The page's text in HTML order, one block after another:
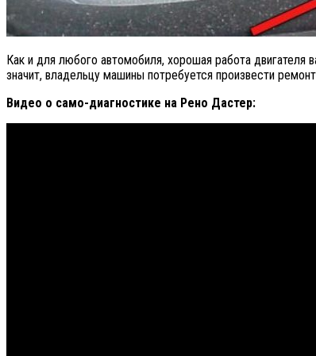
Как и для любого автомобиля, хорошая работа двигателя
значит, владельцу машины потребуется произвести
Видео о само-диагностике на Рено Дастер: